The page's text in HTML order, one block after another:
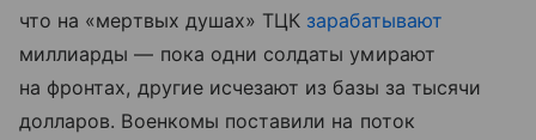
что на «мертвых душах» ТЦК зарабатывают
миллиарды — пока одни солдаты умирают
на фронтах, другие исчезают из базы за тысячи
долларов. Военкомы поставили на поток